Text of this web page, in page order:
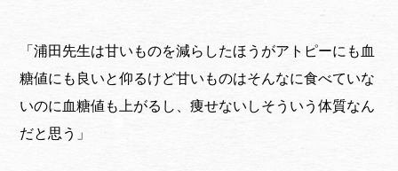
「浦田先生は甘いものを減らしたほうがアトピーにも血
糖値にも良いと仰るけど甘いものはそんなに食べていな
いのに血糖値も上がるし、痩せないしそういう体質なん
だと思う」